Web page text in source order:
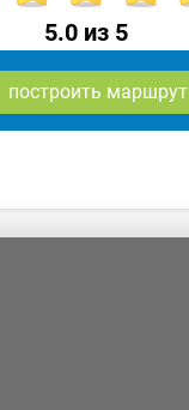
5.0 из 5
построить маршрут